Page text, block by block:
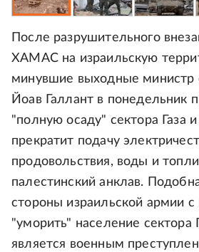
После разрушительного
ХАМАС на израильскую
минувшие выходные министр
Йоав Галлант в понедельник
"полную осаду" сектора Газа и
прекратит подачу
продовольствия, воды и
палестинский анклав.
стороны израильской армии
"уморить" население сектора
является военным